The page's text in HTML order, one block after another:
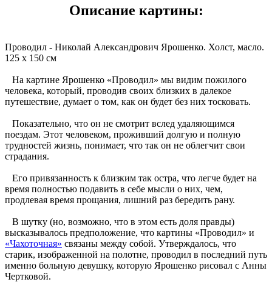
Описание картины:
Проводил - Николай Александрович Ярошенко. Холст, масло.
125 x 150 см
На картине Ярошенко «Проводил» мы видим пожилого
человека, который, проводив своих близких в далекое
путешествие, думает о том, как он будет без них тосковать.
Показательно, что он не смотрит вслед удаляющимся
поездам. Этот человеком, проживший долгую и полную
трудностей жизнь, понимает, что так он не облегчит свои
страдания.
Его привязанность к близким так остра, что легче будет на
время полностью подавить в себе мысли о них, чем,
продлевая время прощания, лишний раз бередить рану.
В шутку (но, возможно, что в этом есть доля правды)
высказывалось предположение, что картины «Проводил» и
«Чахоточная» связаны между собой. Утверждалось, что
старик, изображенной на полотне, проводил в последний путь
именно больную девушку, которую Ярошенко рисовал с Анны
Чертковой.